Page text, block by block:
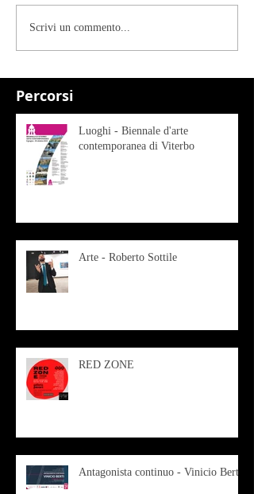
Percorsi
Scrivi un commento...
Luoghi - Biennale d'arte
contemporanea di Viterbo
Arte - Roberto Sottile
RED ZONE
Antagonista continuo - Vinicio Berti